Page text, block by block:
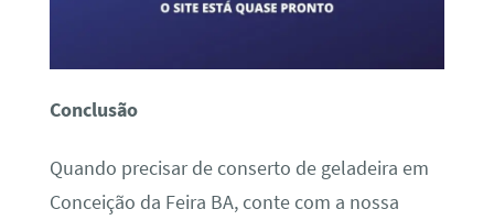
Conclusão
Quando precisar de conserto de geladeira em
Conceição da Feira BA, conte com a nossa